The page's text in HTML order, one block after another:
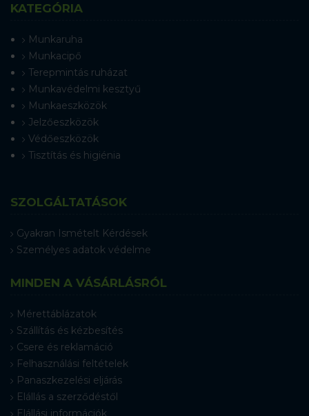
KATEGÓRIA
Munkaruha
Munkacipő
Terepmintás ruházat
Munkavédelmi kesztyű
Munkaeszközök
Jelzőeszközök
Védőeszközök
Tisztítás és higiénia
SZOLGÁLTATÁSOK
Gyakran Ismételt Kérdések
Személyes adatok védelme
MINDEN A VÁSÁRLÁSRÓL
Mérettáblázatok
Szállítás és kézbesítés
Csere és reklamáció
Felhasználási feltételek
Panaszkezelési eljárás
Elállás a szerződéstől
Elállási információk